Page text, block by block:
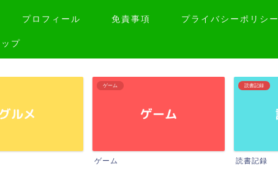
プロフィール 免責事項 プライバシーポリシー
プ
読書記録
日常
日常